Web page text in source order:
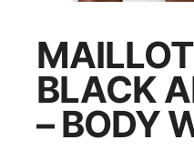
BLACK
– BODY